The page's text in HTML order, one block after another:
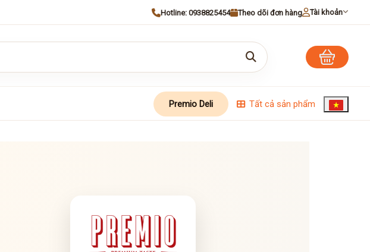
Hotline: 0938825454 Theo dõi đơn hàng Tài khoản
Premio Deli Tất cả sản phẩm